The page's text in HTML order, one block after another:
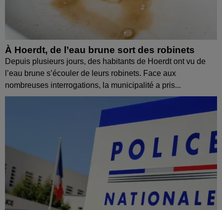
À Hoerdt, de l’eau brune sort des robinets
Depuis plusieurs jours, des habitants de Hoerdt ont vu de
l’eau brune s’écouler de leurs robinets. Face aux
nombreuses interrogations, la municipalité a pris...